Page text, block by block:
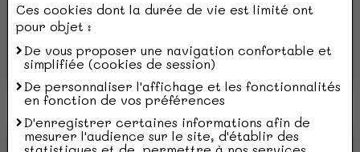
Vendu par 5 pièces
Voir le produit
Ajouter
Vendu par 5
Voir le produit
Ces cookies dont la durée de vie est limité ont
pour objet :
De vous proposer une navigation confortable et
simplifiée (cookies de session)
De personnaliser l'affichage et les fonctionnalités
en fonction de vos préférences
D'enregistrer certaines informations afin de
mesurer l'audience sur le site, d'établir des